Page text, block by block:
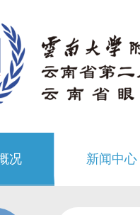
况 新闻中心